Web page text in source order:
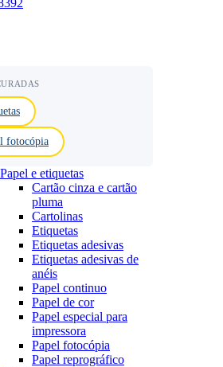
fotocópia
Papel e etiquetas
Cartão cinza e cartão
pluma
Cartolinas
Etiquetas
Etiquetas adesivas
Etiquetas adesivas de
anéis
Papel continuo
Papel de cor
Papel especial para
impressora
Papel fotocópia
Papel reprográfico